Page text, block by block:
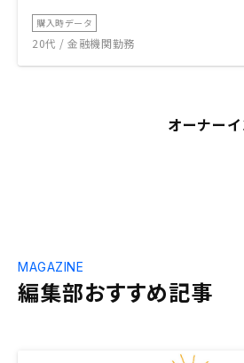
購入時データ
20代 / 金融機関勤務
オーナー
編集部おすすめ記事
MAGAZINE